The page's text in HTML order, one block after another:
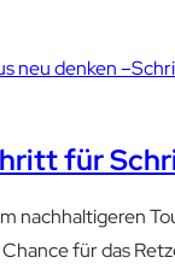
für
nachhaltigeren
für das